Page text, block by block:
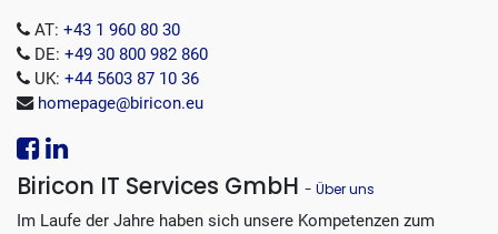
AT: +43 1 960 80 30
DE: +49 30 800 982 860
UK: +44 5603 87 10 36
homepage@biricon.eu
Biricon IT Services GmbH - Über uns
Im Laufe der Jahre haben sich unsere Kompetenzen zum